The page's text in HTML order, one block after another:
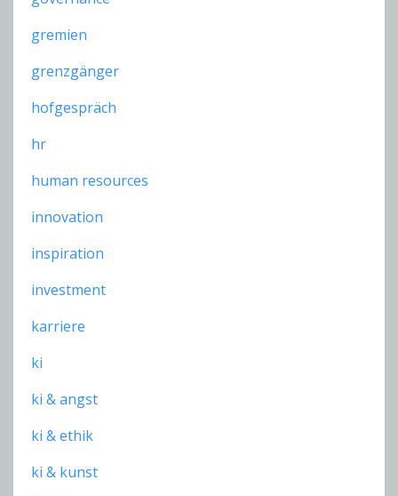
gremien
grenzgänger
hofgespräch
hr
human resources
innovation
inspiration
investment
karriere
ki
ki & angst
ki & ethik
ki & kunst